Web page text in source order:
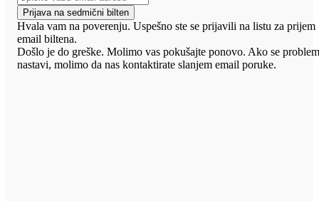
Prijava na sedmični bilten
Hvala vam na poverenju. Uspešno ste se prijavili na listu za prijem
email biltena.
Došlo je do greške. Molimo vas pokušajte ponovo. Ako se
nastavi, molimo da nas kontaktirate slanjem email poruke.